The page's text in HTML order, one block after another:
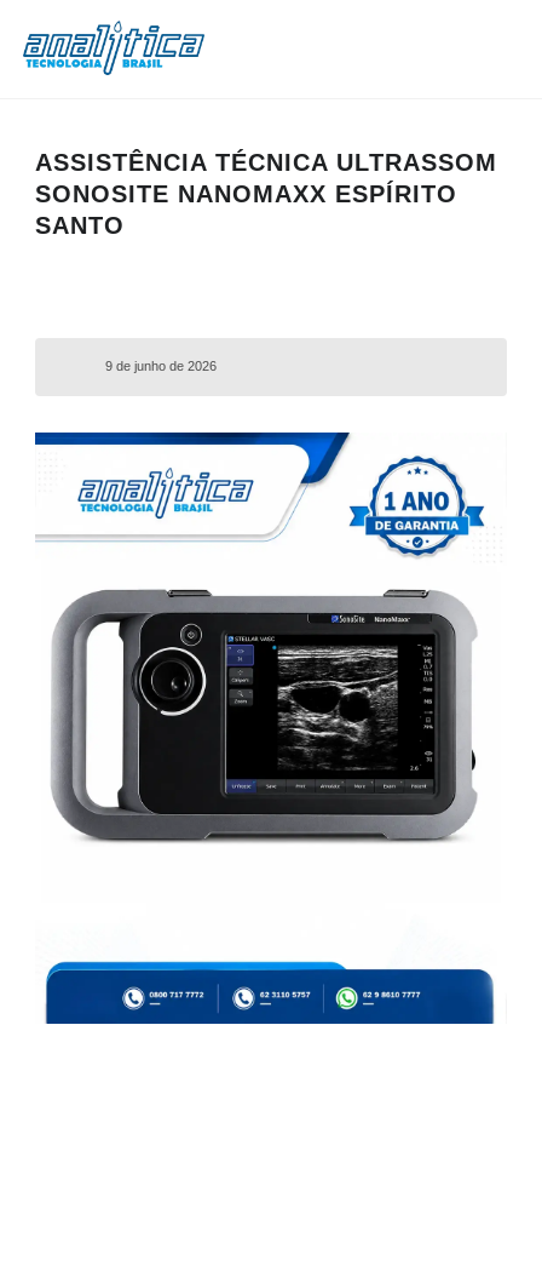
ASSISTÊNCIA TÉCNICA ULTRASSOM
SONOSITE NANOMAXX ESPÍRITO
SANTO
9 de junho de 2026